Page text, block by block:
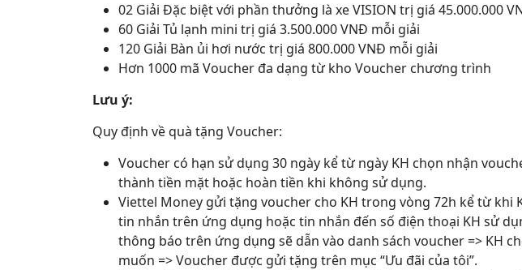
02 Giải Đặc biệt với phần thưởng là xe VISION trị giá 45.000.000
60 Giải Tủ lạnh mini trị giá 3.500.000 VNĐ mỗi giải
120 Giải Bàn ủi hơi nước trị giá 800.000 VNĐ mỗi giải
Hơn 1000 mã Voucher đa dạng từ kho Voucher chương trình
Lưu ý:
Quy định về quà tặng Voucher:
Voucher có hạn sử dụng 30 ngày kể từ ngày KH chọn nhận
thành tiền mặt hoặc hoàn tiền khi không sử dụng.
Viettel Money gửi tặng voucher cho KH trong vòng 72h kể từ khi
tin nhắn trên ứng dụng hoặc tin nhắn đến số điện thoại KH sử
thông báo trên ứng dụng sẽ dẫn vào danh sách voucher => KH
muốn => Voucher được gửi tặng trên mục “Ưu đãi của tôi”.